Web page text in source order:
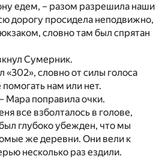
едем, – разом разрешила наши
дорогу просидела неподвижно,
словно там был спрятан
Сумерник.
«302», словно от силы голоса
нам или нет.
Мара поправила очки.
все взболталось в голове,
глубоко убежден, что мы
же деревни. Они вели к
несколько раз ездили.